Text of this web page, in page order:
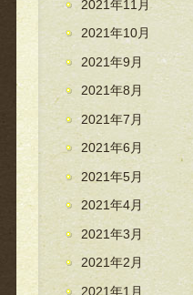
2021年11月
2021年10月
2021年9月
2021年8月
2021年7月
2021年6月
2021年5月
2021年4月
2021年3月
2021年2月
2021年1月